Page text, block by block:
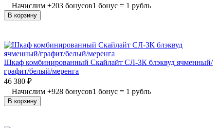
Начислим +203 бонусов1 бонус = 1 рубль
В корзину
Шкаф комбинированный Скайлайт СЛ-3К блэквуд ячменный/
графит/белый/меренга
46 380 ₽
Начислим +928 бонусов1 бонус = 1 рубль
В корзину